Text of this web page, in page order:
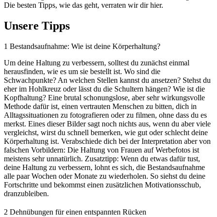
Die besten Tipps, wie das geht, verraten wir dir hier.
Unsere Tipps
1 Bestandsaufnahme: Wie ist deine Körperhaltung?
Um deine Haltung zu verbessern, solltest du zunächst einmal
herausfinden, wie es um sie bestellt ist. Wo sind die
Schwachpunkte? An welchen Stellen kannst du ansetzen? Stehst du
eher im Hohlkreuz oder lässt du die Schultern hängen? Wie ist die
Kopfhaltung? Eine brutal schonungslose, aber sehr wirkungsvolle
Methode dafür ist, einen vertrauten Menschen zu bitten, dich in
Alltagssituationen zu fotografieren oder zu filmen, ohne dass du es
merkst. Eines dieser Bilder sagt noch nichts aus, wenn du aber viele
vergleichst, wirst du schnell bemerken, wie gut oder schlecht deine
Körperhaltung ist. Verabschiede dich bei der Interpretation aber von
falschen Vorbildern: Die Haltung von Frauen auf Werbefotos ist
meistens sehr unnatürlich. Zusatztipp: Wenn du etwas dafür tust,
deine Haltung zu verbessern, lohnt es sich, die Bestandsaufnahme
alle paar Wochen oder Monate zu wiederholen. So siehst du deine
Fortschritte und bekommst einen zusätzlichen Motivationsschub,
dranzubleiben.
2 Dehnübungen für einen entspannten Rücken